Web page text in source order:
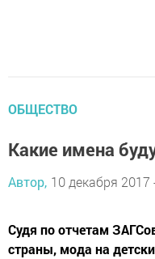
ОБЩЕСТВО
Какие имена
Автор, 10 декабря 2017
Судя по отчетам
страны, мода на